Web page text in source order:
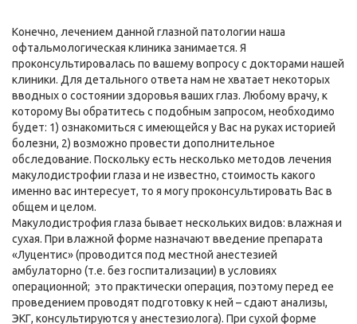
Конечно, лечением данной глазной патологии наша
офтальмологическая клиника занимается. Я
проконсультировалась по вашему вопросу с докторами нашей
клиники. Для детального ответа нам не хватает некоторых
вводных о состоянии здоровья ваших глаз. Любому врачу, к
которому Вы обратитесь с подобным запросом, необходимо
будет: 1) ознакомиться с имеющейся у Вас на руках историей
болезни, 2) возможно провести дополнительное
обследование. Поскольку есть несколько методов лечения
макулодистрофии глаза и не известно, стоимость какого
именно вас интересует, то я могу проконсультировать Вас в
общем и целом.
Макулодистрофия глаза бывает нескольких видов: влажная и
сухая. При влажной форме назначают введение препарата
«Луцентис» (проводится под местной анестезией
амбулаторно (т.е. без госпитализации) в условиях
операционной; это практически операция, поэтому перед ее
проведением проводят подготовку к ней – сдают анализы,
ЭКГ, консультируются у анестезиолога). При сухой форме